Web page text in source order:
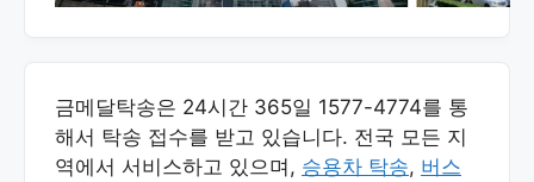
금메달탁송은 24시간 365일 1577-4774를 통
해서 탁송 접수를 받고 있습니다. 전국 모든 지
역에서 서비스하고 있으며, 승용차 탁송, 버스